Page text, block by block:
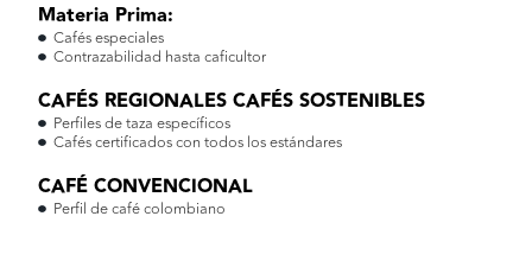
Materia Prima:
Cafés especiales
Contrazabilidad hasta caficultor
CAFÉS REGIONALES CAFÉS SOSTENIBLES
Perfiles de taza específicos
Cafés certificados con todos los estándares
CAFÉ CONVENCIONAL
Perfil de café colombiano